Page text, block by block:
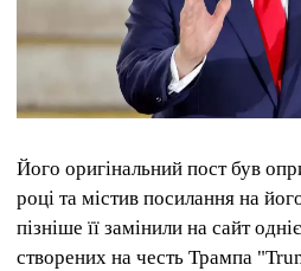
Його оригінальний пост був
році та містив посилання на
пізніше її замінили на сайт
створених на честь Трампа